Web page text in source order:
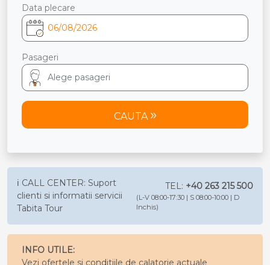
Data plecare
Pasageri
CAUTA
ℹ️ CALL CENTER: Suport
clienti si informatii servicii
Tabita Tour
TEL: +40 263 215 500
(L-V 08:00-17:30 | S 08:00-10:00 | D
Inchis)
INFO UTILE:
Vezi ofertele si conditiile de calatorie actuale